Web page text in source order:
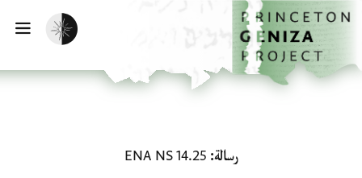
تخطي إلى المحتوى الرئيسي
الصفحة الرئيسية
تفعيل الوضع المظلم
رسالة ENA NS 14.25